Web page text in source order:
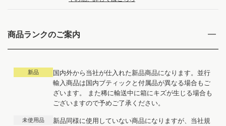
商品ランクのご案内
新品
国内外から当社が仕入れた新品商品になります。並行
輸入商品は国内ブティックと付属品が異なる場合もご
ざいます。 また稀に輸送中に箱にキズが生じる場合も
ございますので予めご了承ください。
未使用品
新品同様に使用していない商品になりますが、当社規